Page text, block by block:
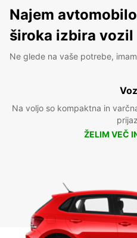
Najem
široka izbira vozil
Ne glede na vaše potrebe,
Na voljo so kompaktna in
ŽELIM VEČ